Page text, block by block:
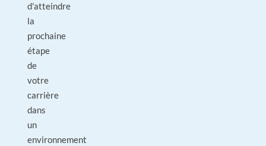
d'atteindre
la
prochaine
étape
de
votre
carrière
dans
un
environnement